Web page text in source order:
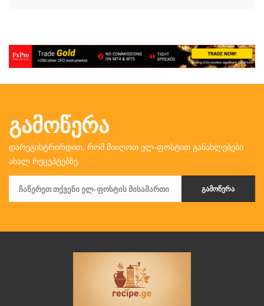
ᲒᲐᲛᲝᲬᲔᲠᲐ
დარეგისტრირდით, რომ მიიღოთ ელ-ფოსტით განახლებები
ახალ რეცეპტებზე.
ᲒᲐᲛᲝᲬᲔᲠᲐ